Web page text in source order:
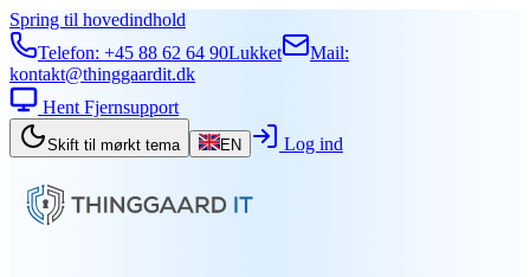
Spring til hovedindhold
Telefon: +45 88 62 64 90Lukket
Mail:
kontakt@thinggaardit.dk
Hent Fjernsupport
Skift til mørkt tema EN Log ind